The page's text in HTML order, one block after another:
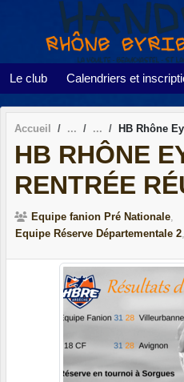
Le club Calendriers et
Accueil HB Rhône
HB RHÔNE
RENTRÉE
Equipe fanion Pré Nationale
Equipe Réserve Départementale 2
Panneau de gestion des